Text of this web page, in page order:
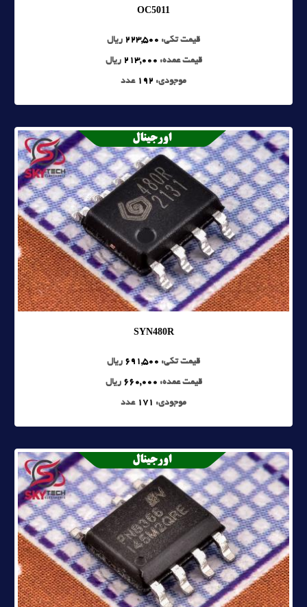
OC5011
قیمت تکی: 223,500 ریال
قیمت عمده: 213,000 ریال
موجودی: 192 عدد
SYN480R
قیمت تکی: 691,500 ریال
قیمت عمده: 660,000 ریال
موجودی: 171 عدد